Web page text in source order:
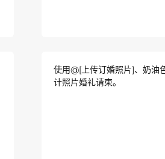
使用@[上传订婚照片]、奶油
计照片婚礼请柬。